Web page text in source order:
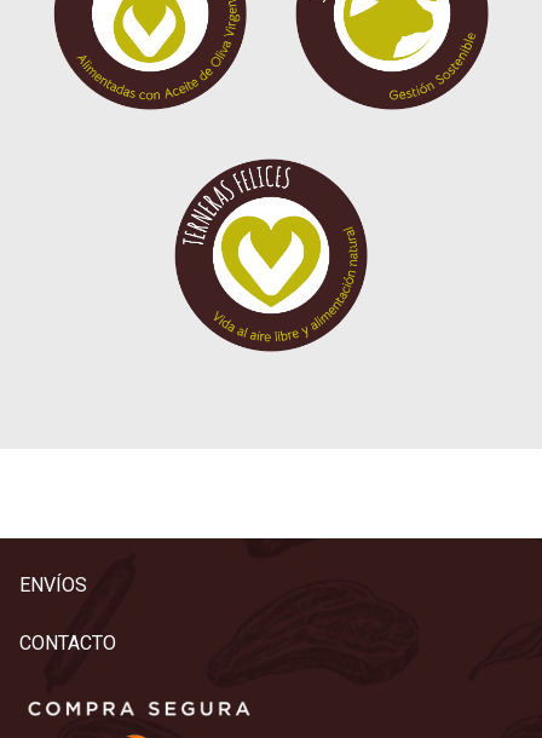
ENVÍOS
CONTACTO